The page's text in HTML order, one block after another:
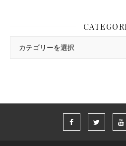
Categories